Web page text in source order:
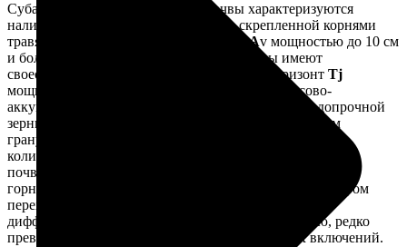
Субальпийские горно-луговые почвы характеризуются
наличием мощной, плотной, прочно скрепленной корнями
травянистой растительности дерниныAv мощностью до 10 см
и более. Альпийские горно-луговые почвы имеют
своеобразный дерново-сухоторфянистый горизонт Tj
мощностью 1–2 см. Залегающий под ним гумусово-
аккумулятивный горизонт
р характеризуется водопрочной
зернистой структурой, средне- и тяжелосуглинистым
гранулометрическим составом, наличием большого
количества слаборазложившейся корневой массы, ходов
почвенных животных и землероев. Чаще всего профиль
горно-луговых почв отличается постепенным характером
переходов между горизонтами, слабой
дифференцированностью и небольшой мощностью, редко
превышающей 60–70 см, наличием каменистых включений.